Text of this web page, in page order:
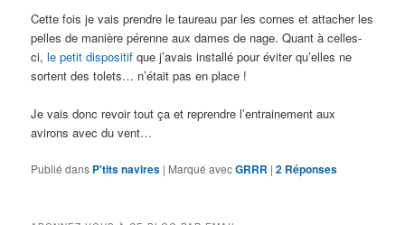
Cette fois je vais prendre le taureau par les cornes et attacher les
pelles de manière pérenne aux dames de nage. Quant à celles-
ci,le petit dispositif que j’avais installé pour éviter qu’elles ne
sortent des tolets… n’était pas en place !
Je vais donc revoir tout ça et reprendre l’entrainement aux
avirons avec du vent…
Publié dans P'tits navires | Marqué avecGRRR |2 Réponses